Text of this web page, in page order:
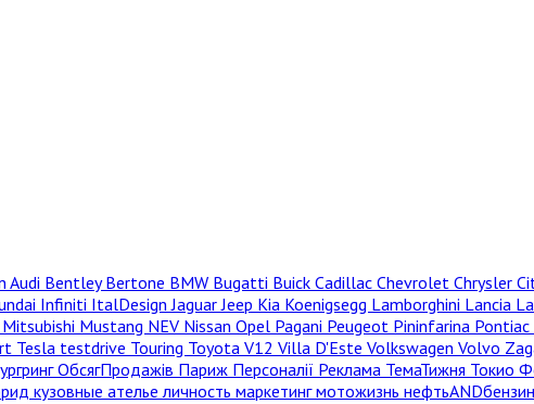
Audi BentleyBertone BMW Bugatti Buick Cadillac Chevrolet Chrysler
Infiniti ItalDesignJaguarJeep Kia Koenigsegg Lamborghini Lancia
Mitsubishi Mustang NEV Nissan Opel Pagani Peugeot Pininfarina Pontiac
Tesla testdrive Touring Toyota V12 Villa D'Este Volkswagen Volvo
ОбсягПродажів Париж Персоналії Реклама ТемаТижня Токио
кузовные ательеличность маркетингмотожизнь нефтьANDбензин